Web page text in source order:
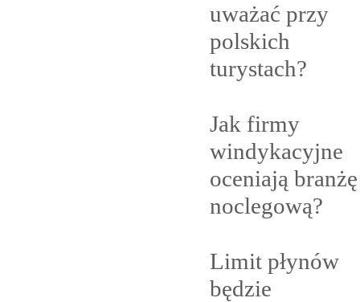
uważać przy
polskich
turystach?
Jak firmy
windykacyjne
oceniają branżę
noclegową?
Limit płynów
będzie